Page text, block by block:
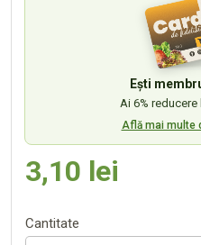
Ești
Ai 6%
Află mai multe
3,10 lei
Cantitate